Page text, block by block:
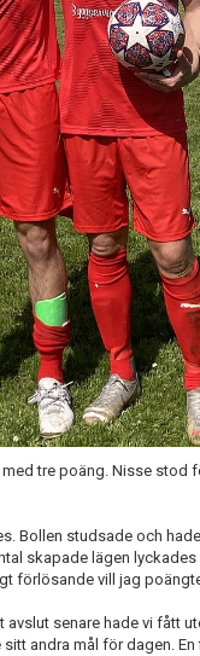
tre poäng. Nisse stod
Bollen studsade och
skapade lägen
förlösande vill jag
senare hade vi fått
andra mål för dagen.